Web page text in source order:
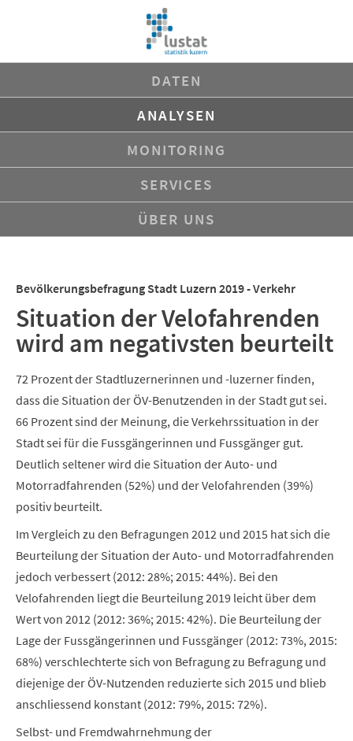
DATEN
ANALYSEN
MONITORING
SERVICES
ÜBER UNS
Bevölkerungsbefragung Stadt Luzern 2019 - Verkehr
Situation der Velofahrenden
wird am negativsten beurteilt
72 Prozent der Stadtluzernerinnen und -luzerner finden,
dass die Situation der ÖV-Benutzenden in der Stadt gut sei.
66 Prozent sind der Meinung, die Verkehrssituation in der
Stadt sei für die Fussgängerinnen und Fussgänger gut.
Deutlich seltener wird die Situation der Auto- und
Motorradfahrenden (52%) und der Velofahrenden (39%)
positiv beurteilt.
Im Vergleich zu den Befragungen 2012 und 2015 hat sich die
Beurteilung der Situation der Auto- und Motorradfahrenden
jedoch verbessert (2012: 28%; 2015: 44%). Bei den
Velofahrenden liegt die Beurteilung 2019 leicht über dem
Wert von 2012 (2012: 36%; 2015: 42%). Die Beurteilung der
Lage der Fussgängerinnen und Fussgänger (2012: 73%, 2015:
68%) verschlechterte sich von Befragung zu Befragung und
diejenige der ÖV-Nutzenden reduzierte sich 2015 und blieb
anschliessend konstant (2012: 79%, 2015: 72%).
Selbst- und Fremdwahrnehmung der